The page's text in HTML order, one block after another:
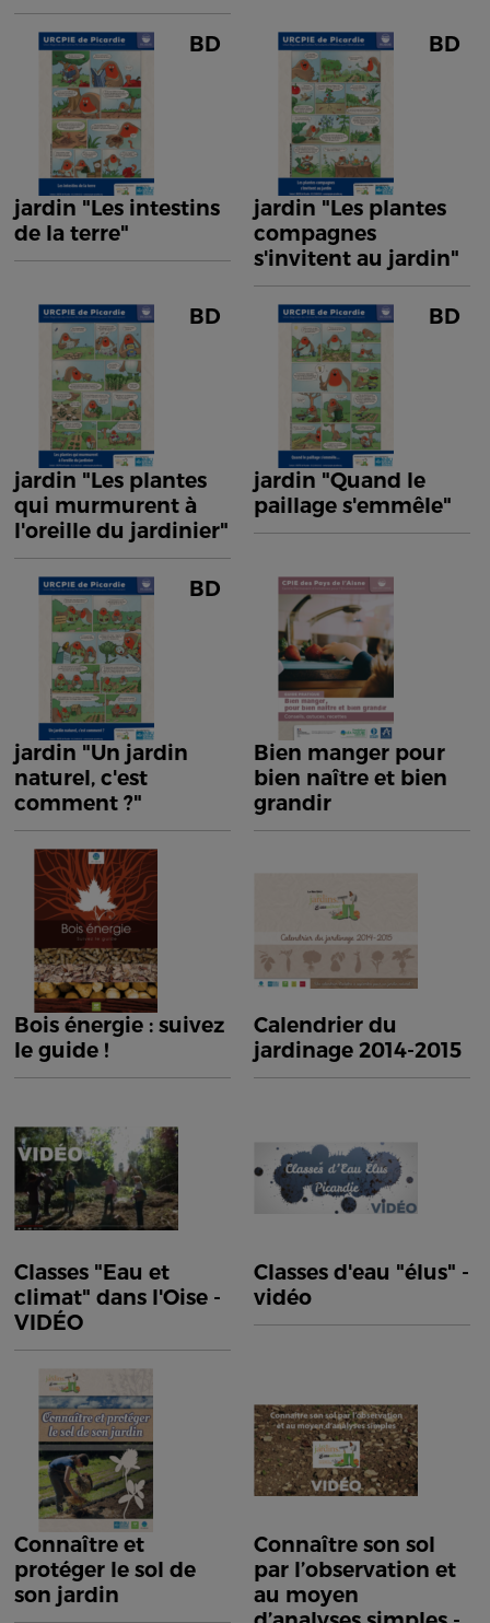
BD
jardin "Les intestins
de la terre"
BD
jardin "Les plantes
compagnes
s'invitent au jardin"
BD
jardin "Les plantes
qui murmurent à
l'oreille du jardinier"
BD
jardin "Quand le
paillage s'emmêle"
BD
jardin "Un jardin
naturel, c'est
comment ?"
Bien manger pour
bien naître et bien
grandir
Bois énergie : suivez
le guide !
Calendrier du
jardinage 2014-2015
Classes "Eau et
climat" dans l'Oise -
VIDÉO
Classes d'eau "élus" -
vidéo
Connaître et
protéger le sol de
son jardin
Connaître son sol
par l’observation et
au moyen